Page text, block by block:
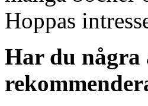
Hoppas
Har du några